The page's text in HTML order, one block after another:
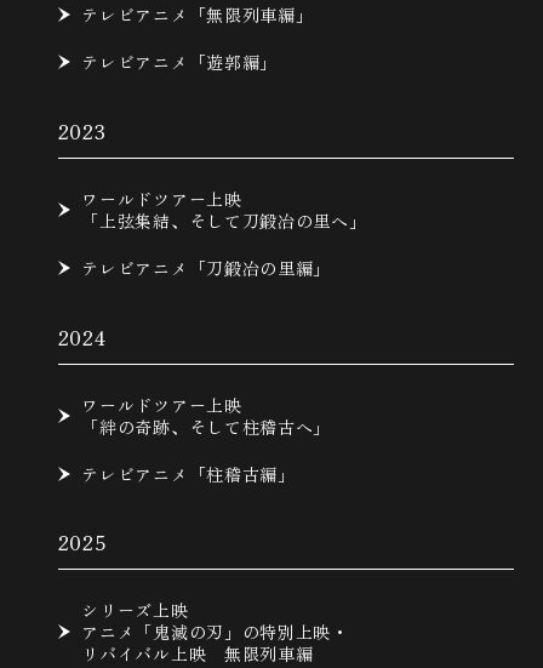
テレビアニメ「無限列車編」
テレビアニメ「遊郭編」
2023
ワールドツアー上映
「上弦集結、そして刀鍛冶の里へ」
テレビアニメ「刀鍛冶の里編」
2024
ワールドツアー上映
「絆の奇跡、そして柱稽古へ」
テレビアニメ「柱稽古編」
2025
シリーズ上映
アニメ「鬼滅の刃」の特別上映・
リバイバル上映 無限列車編